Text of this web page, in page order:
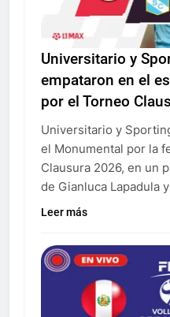
Universitario y
empataron en el
por el Torneo
Universitario y
el Monumental por la
Clausura 2026, en un
de Gianluca Lapadula
Leer más